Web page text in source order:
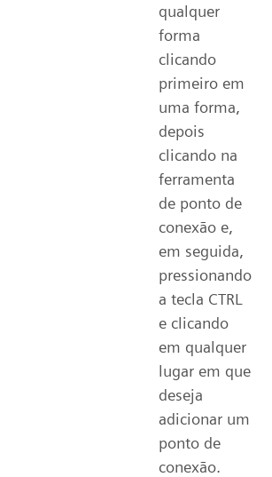
qualquer
forma
clicando
primeiro em
uma forma,
depois
clicando na
ferramenta
de ponto de
conexão e,
em seguida,
pressionando
a tecla CTRL
e clicando
em qualquer
lugar em que
deseja
adicionar um
ponto de
conexão.